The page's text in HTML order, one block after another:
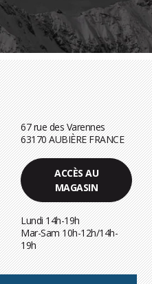
67 rue des Varennes
63170 AUBIÈRE FRANCE
ACCÈS AU
MAGASIN
Lundi 14h-19h
Mar-Sam 10h-12h/14h-
19h